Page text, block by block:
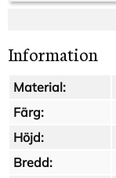
Information
Material:
Färg:
Höjd:
Bredd: